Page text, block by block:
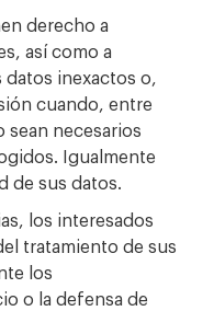
derecho a
así como a
inexactos o,
cuando, entre
necesarios
Igualmente
de sus datos.
los interesados
tratamiento de sus
los
o la defensa de